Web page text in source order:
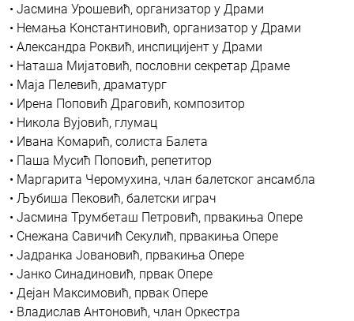
• Јасмина Урошевић, организатор у Драми
• Немања Константиновић, организатор у Драми
• Александра Роквић, инспицијент у Драми
• Наташа Мијатовић, пословни секретар Драме
• Маја Пелевић, драматург
• Ирена Поповић Драговић, композитор
• Никола Вујовић, глумац
• Ивана Комарић, солиста Балета
• Паша Мусић Поповић, репетитор
• Маргарита Черомухина, члан балетског ансамбла
• Љубиша Пековић, балетски играч
• Јасмина Трумбеташ Петровић, првакиња Опере
• Снежана Савичић Секулић, првакиња Опере
• Јадранка Јовановић, првакиња Опере
• Јанко Синадиновић, првак Опере
• Дејан Максимовић, првак Опере
• Владислав Антоновић, члан Оркестра